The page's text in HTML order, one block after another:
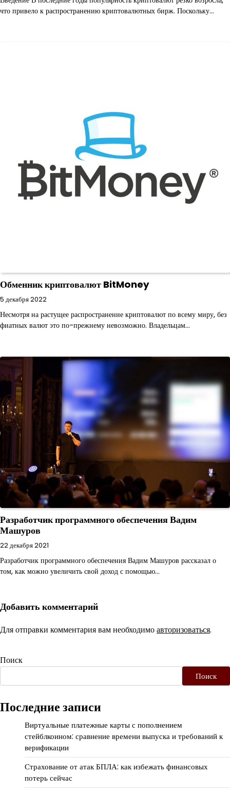
что привело к распространению криптовалютных бирж. Поскольку…
Обменник криптовалют BitMoney
5 декабря 2022
Несмотря на растущее распространение криптовалют по всему миру, без
фиатных валют это по-прежнему невозможно. Владельцам…
Разработчик программного обеспечения Вадим
Машуров
22 декабря 2021
Разработчик программного обеспечения Вадим Машуров рассказал о
том, как можно увеличить свой доход с помощью…
Добавить комментарий
Для отправки комментария вам необходимоавторизоваться.
Поиск
Поиск
Последние записи
Виртуальные платежные карты с пополнением
стейблкоином: сравнение времени выпуска и требований к
верификации
Страхование от атак БПЛА: как избежать финансовых
потерь сейчас